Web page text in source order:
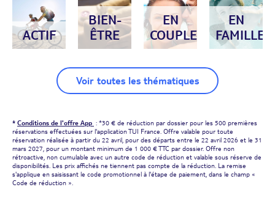
ACTIF
BIEN-
ÊTRE
EN
COUPLE
EN
FAMILLE
Voir toutes les thématiques
* Conditions de l'offre App : *30 € de réduction par dossier pour les 500 premières
réservations effectuées sur l'application TUI France. Offre valable pour toute
réservation réalisée à partir du 22 avril, pour des départs entre le 22 avril 2026 et le 31
mars 2027, pour un montant minimum de 1 000 € TTC par dossier. Offre non
rétroactive, non cumulable avec un autre code de réduction et valable sous réserve de
disponibilités. Les prix affichés ne tiennent pas compte de la réduction. La remise
s'applique en saisissant le code promotionnel à l'étape de paiement, dans le champ «
Code de réduction ».